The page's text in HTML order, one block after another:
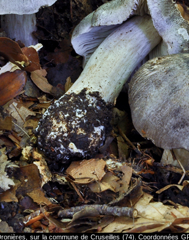
sur la commune de Cruseilles (74). Coordonnées